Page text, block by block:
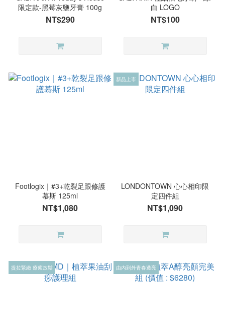
限定款-黑莓灰鹽牙膏 100g
NT$290
白 LOGO
NT$100
Footlogix｜#3+乾裂足跟修護
慕斯 125ml
NT$1,080
新品上市
LONDONTOWN 心心相印限
定四件組
NT$1,090
提拉緊緻 療癒放鬆 由內到外青春透亮